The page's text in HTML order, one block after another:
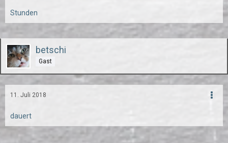
Stunden
betschi
Gast
11. Juli 2018
dauert